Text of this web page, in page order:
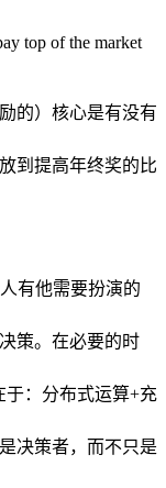
top of the market
的）核心是有没有
到提高年终奖的比
有他需要扮演的
策。在必要的时
于：分布式运算+充
决策者，而不只是